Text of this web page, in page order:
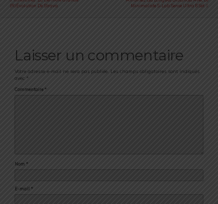
(R)évolution De Strava
Minimaliste S-Lab Sense Ultra 8 Set
Laisser un commentaire
Votre adresse e-mail ne sera pas publiée. Les champs obligatoires sont indiqués
avec *
Commentaire *
Nom *
E-mail *